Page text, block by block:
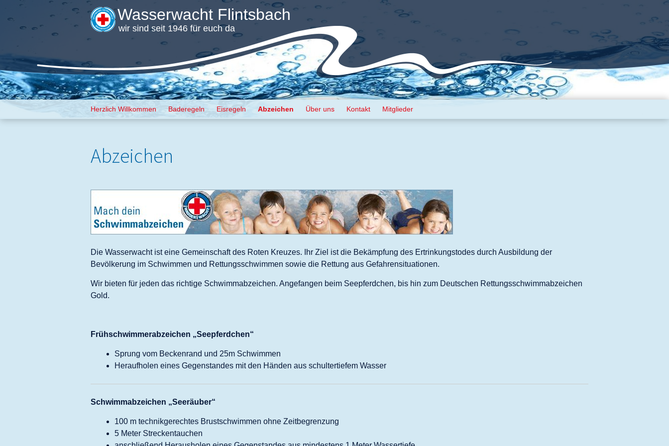
Wasserwacht Flintsbach
wir sind seit 1946 für euch da
Menü
Zum Inhalt springen
Herzlich Willkommen Baderegeln Eisregeln Abzeichen Über uns Kontakt Mitglieder
Abzeichen
Die Wasserwacht ist eine Gemeinschaft des Roten Kreuzes. Ihr Ziel ist die Bekämpfung des Ertrinkungstodes durch Ausbildung der
Bevölkerung im Schwimmen und Rettungsschwimmen sowie die Rettung aus Gefahrensituationen.
Wir bieten für jeden das richtige Schwimmabzeichen. Angefangen beim Seepferdchen, bis hin zum Deutschen Rettungsschwimmabzeichen
Gold.
Frühschwimmerabzeichen „Seepferdchen“
Sprung vom Beckenrand und 25m Schwimmen
Heraufholen eines Gegenstandes mit den Händen aus schultertiefem Wasser
Schwimmabzeichen „Seeräuber“
100 m technikgerechtes Brustschwimmen ohne Zeitbegrenzung
5 Me­ter Streck­en­tau­chen